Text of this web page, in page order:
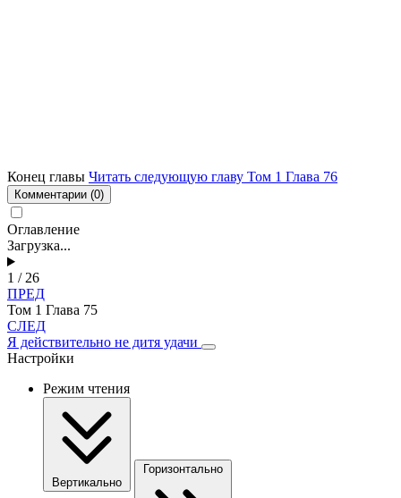
Конец главы Читать следующую главу Том 1 Глава 76
Комментарии (0)
Оглавление
Загрузка...
1 / 26
ПРЕД
Том 1 Глава 75
СЛЕД
Я действительно не дитя удачи
Настройки
Режим чтения
Вертикально
Горизонтально